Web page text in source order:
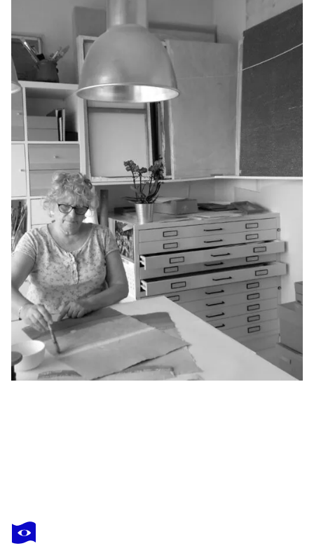
ANNA VALLS
Escletxes de llum